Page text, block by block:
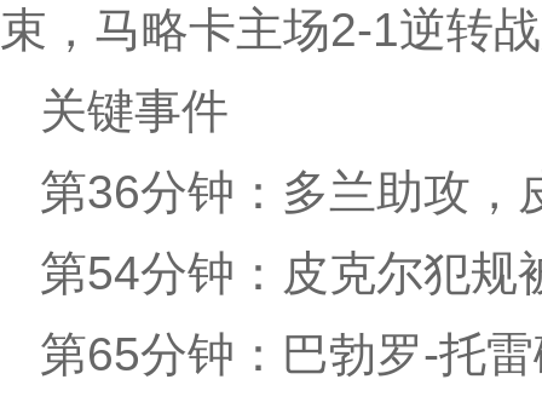
束，马略卡主场2-1逆转
关键事件
第36分钟：多兰助攻，
第54分钟：皮克尔犯规
第65分钟：巴勃罗-托